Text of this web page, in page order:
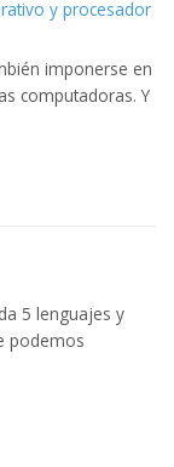
imponerse en
5 lenguajes y